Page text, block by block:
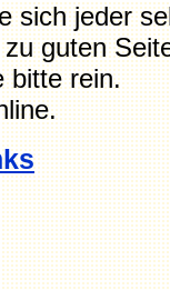
sich jeder
guten
bitte rein.